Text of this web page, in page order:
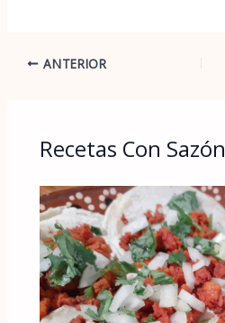
ANTERIOR
Recetas Con Sazón